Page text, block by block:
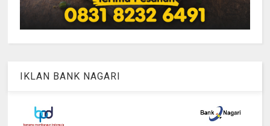
IKLAN BANK NAGARI